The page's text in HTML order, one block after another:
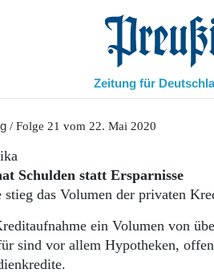
Preußische
Zeitung für
/ Folge 21 vom 22. Mai 2020
Schulden statt Ersparnisse
das Volumen der privaten
ein Volumen von
sind vor allem Hypotheken,